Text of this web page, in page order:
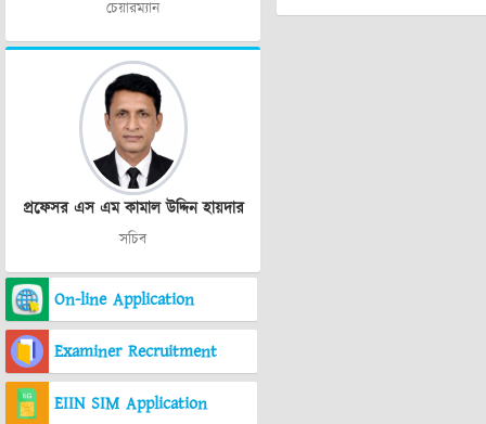
চেয়ারম্যান
প্রফেসর এস এম কামাল উদ্দিন হায়দার
সচিব
On-line Application
Examiner Recruitment
EIIN SIM Application